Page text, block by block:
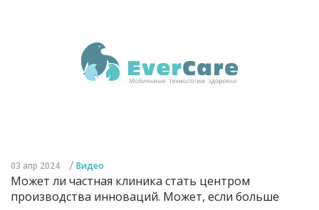
03 апр 2024 / Видео
Может ли частная клиника стать центром
производства инноваций. Может, если больше